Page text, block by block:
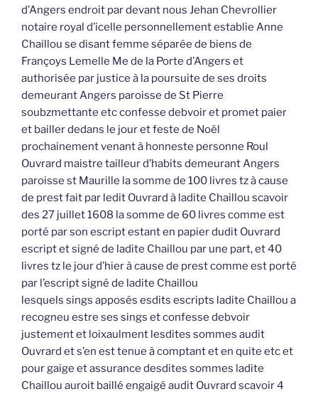
d’Angers endroit par devant nous Jehan Chevrollier
notaire royal d’icelle personnellement establie Anne
Chaillou se disant femme séparée de biens de
Françoys Lemelle Me de la Porte d’Angers et
authorisée par justice à la poursuite de ses droits
demeurant Angers paroisse de St Pierre
soubzmettante etc confesse debvoir et promet paier
et bailler dedans le jour et feste de Noël
prochainement venant à honneste personne Roul
Ouvrard maistre tailleur d’habits demeurant Angers
paroisse st Maurille la somme de 100 livres tz à cause
de prest fait par ledit Ouvrard à ladite Chaillou scavoir
des 27 juillet 1608 la somme de 60 livres comme est
porté par son escript estant en papier dudit Ouvrard
escript et signé de ladite Chaillou par une part, et 40
livres tz le jour d’hier à cause de prest comme est porté
par l’escript signé de ladite Chaillou
lesquels sings apposés esdits escripts ladite Chaillou a
recogneu estre ses sings et confesse debvoir
justement et loixaulment lesdites sommes audit
Ouvrard et s’en est tenue à comptant et en quite etc et
pour gaige et assurance desdites sommes ladite
Chaillou auroit baillé engaigé audit Ouvrard scavoir 4